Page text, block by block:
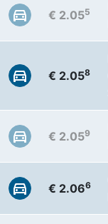
€ 2.055
€ 2.058
€ 2.059
€ 2.066